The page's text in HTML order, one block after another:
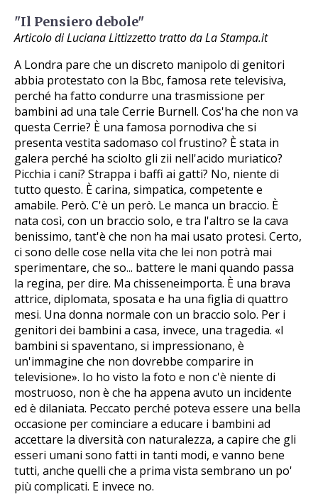
"Il Pensiero debole"
Articolo di Luciana Littizzetto tratto da La Stampa.it
A Londra pare che un discreto manipolo di genitori
abbia protestato con la Bbc, famosa rete televisiva,
perché ha fatto condurre una trasmissione per
bambini ad una tale Cerrie Burnell. Cos'ha che non va
questa Cerrie? È una famosa pornodiva che si
presenta vestita sadomaso col frustino? È stata in
galera perché ha sciolto gli zii nell'acido muriatico?
Picchia i cani? Strappa i baffi ai gatti? No, niente di
tutto questo. È carina, simpatica, competente e
amabile. Però. C'è un però. Le manca un braccio. È
nata così, con un braccio solo, e tra l'altro se la cava
benissimo, tant'è che non ha mai usato protesi. Certo,
ci sono delle cose nella vita che lei non potrà mai
sperimentare, che so... battere le mani quando passa
la regina, per dire. Ma chisseneimporta. È una brava
attrice, diplomata, sposata e ha una figlia di quattro
mesi. Una donna normale con un braccio solo. Per i
genitori dei bambini a casa, invece, una tragedia. «I
bambini si spaventano, si impressionano, è
un'immagine che non dovrebbe comparire in
televisione». Io ho visto la foto e non c'è niente di
mostruoso, non è che ha appena avuto un incidente
ed è dilaniata. Peccato perché poteva essere una bella
occasione per cominciare a educare i bambini ad
accettare la diversità con naturalezza, a capire che gli
esseri umani sono fatti in tanti modi, e vanno bene
tutti, anche quelli che a prima vista sembrano un po'
più complicati. E invece no.